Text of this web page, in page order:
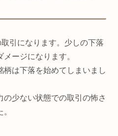
引になります。少しの下落
ージになります。
は下落を始めてしまいまし
少ない状態での取引の怖さ